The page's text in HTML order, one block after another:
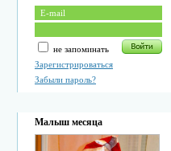
не запоминать
Зарегистрироваться
Забыли пароль?
Малыш месяца